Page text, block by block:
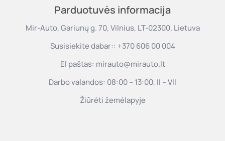
Parduotuvės informacija
Mir-Auto, Gariunų g. 70, Vilnius, LT-02300, Lietuva
Susisiekite dabar:: +370 606 00 004
El paštas: mirauto@mirauto.lt
Darbo valandos: 08:00 – 13:00, II – VII
Žiūrėti žemėlapyje